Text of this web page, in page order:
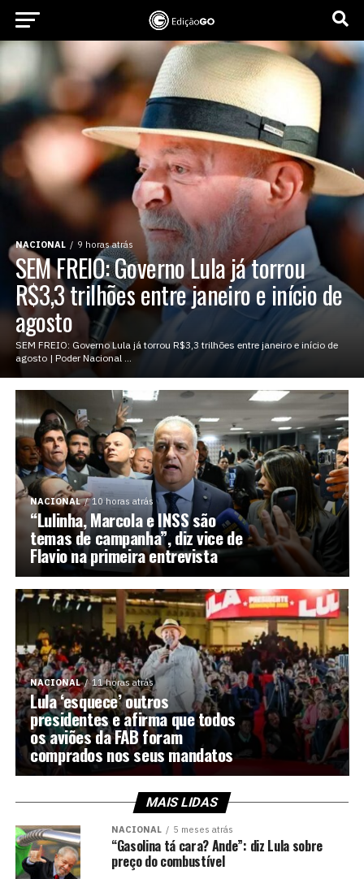
NACIONAL 9 horas atrás
SEM FREIO: Governo Lula já torrou
R$3,3 trilhões entre janeiro e início de
agosto
SEM FREIO: Governo Lula já torrou R$3,3 trilhões entre janeiro e início de
agosto | Poder Nacional ...
NACIONAL 10 horas atrás
“Lulinha, Marcola e INSS são
temas de campanha”, diz vice de
Flavio na primeira entrevista
NACIONAL 11 horas atrás
Lula ‘esquece’ outros
presidentes e afirma que todos
os aviões da FAB foram
comprados nos seus mandatos
MAIS LIDAS
NACIONAL 5 meses atrás
“Gasolina tá cara? Ande”: diz Lula sobre
preço do combustível